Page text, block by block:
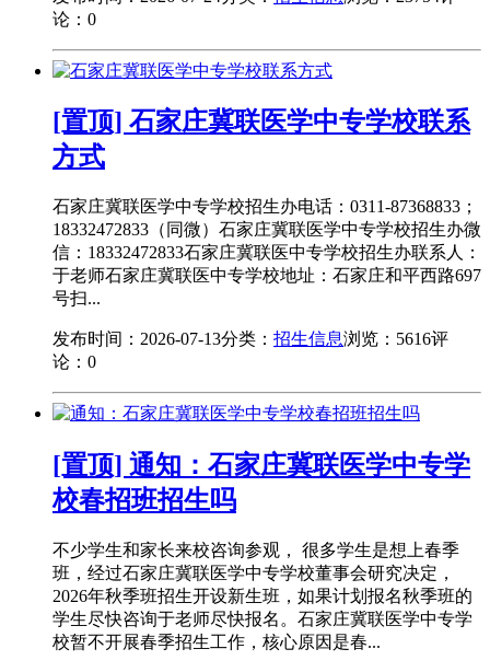
论：0
[置顶] 石家庄冀联医学中专学校联系
方式
石家庄冀联医学中专学校招生办电话：0311-87368833；
18332472833（同微）石家庄冀联医学中专学校招生办微
信：18332472833石家庄冀联医中专学校招生办联系人：
于老师石家庄冀联医中专学校地址：石家庄和平西路697
号扫...
发布时间：2026-07-13分类： 招生信息浏览：5616评
论：0
[置顶] 通知：石家庄冀联医学中专学
校春招班招生吗
不少学生和家长来校咨询参观， 很多学生是想上春季
班，经过石家庄冀联医学中专学校董事会研究决定，
2026年秋季班招生开设新生班，如果计划报名秋季班的
学生尽快咨询于老师尽快报名。石家庄冀联医学中专学
校暂不开展春季招生工作，核心原因是春...